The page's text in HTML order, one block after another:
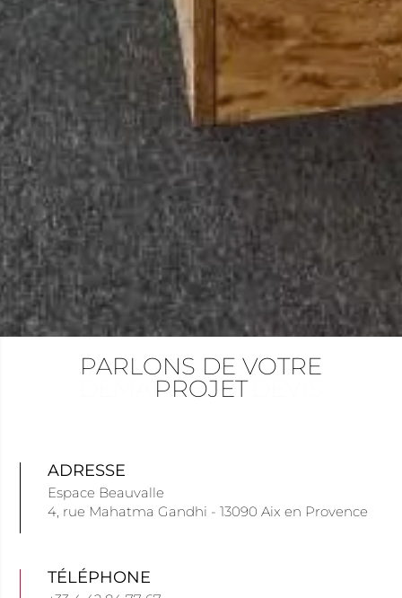
PARLONS DE VOTRE
PROJET
DEMANDE DE DEVIS
PARLONS DE VOTRE
PROJET
DEMANDE DE DEVIS
PARLONS DE VOTRE
PROJET
DEMANDE DE DEVIS
ADRESSE
Espace Beauvalle
4, rue Mahatma Gandhi - 13090 Aix en Provence
TÉLÉPHONE